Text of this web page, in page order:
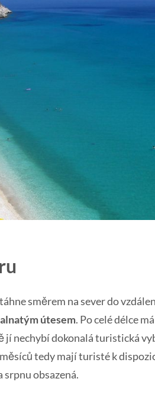
směrem na sever do
útesem. Po celé délce
jí nechybí dokonalá turistická
tedy mají turisté k
srpnu obsazená.